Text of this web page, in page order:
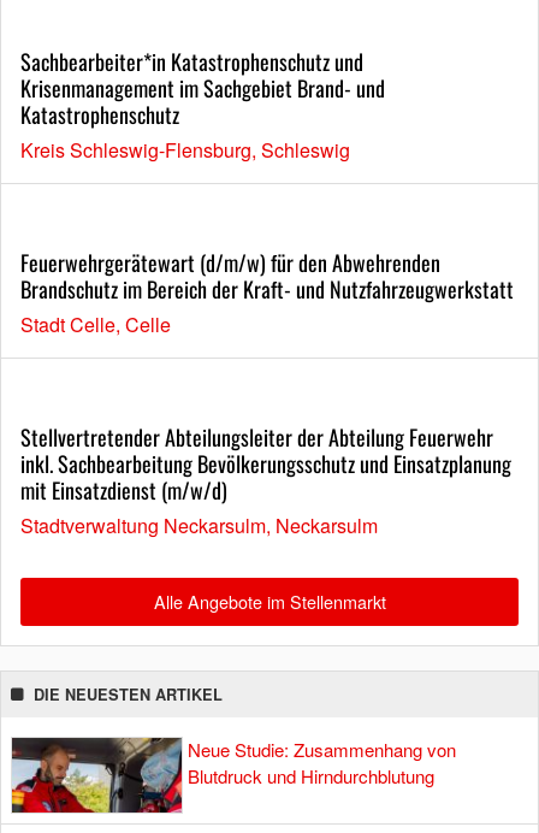
Sachbearbeiter*in Katastrophenschutz und
Krisenmanagement im Sachgebiet Brand- und
Katastrophenschutz
Kreis Schleswig-Flensburg, Schleswig
Feuerwehrgerätewart (d/m/w) für den Abwehrenden
Brandschutz im Bereich der Kraft- und Nutzfahrzeugwerkstatt
Stadt Celle, Celle
Stellvertretender Abteilungsleiter der Abteilung Feuerwehr
inkl. Sachbearbeitung Bevölkerungsschutz und Einsatzplanung
mit Einsatzdienst (m/w/d)
Stadtverwaltung Neckarsulm, Neckarsulm
Alle Angebote im Stellenmarkt
DIE NEUESTEN ARTIKEL
Neue Studie: Zusammenhang von
Blutdruck und Hirndurchblutung